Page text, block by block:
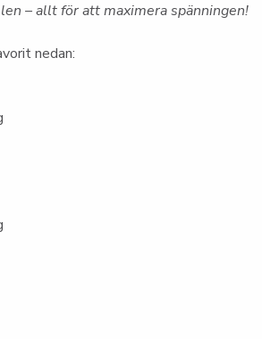
– allt för att maximera spänningen!
nedan: